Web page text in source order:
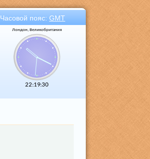
Часовой пояс: GMT
Лондон, Великобритания
22:19:31